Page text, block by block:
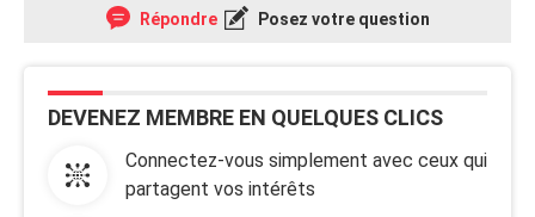
Répondre Posez votre question
DEVENEZ MEMBRE EN QUELQUES CLICS
Connectez-vous simplement avec ceux qui
partagent vos intérêts